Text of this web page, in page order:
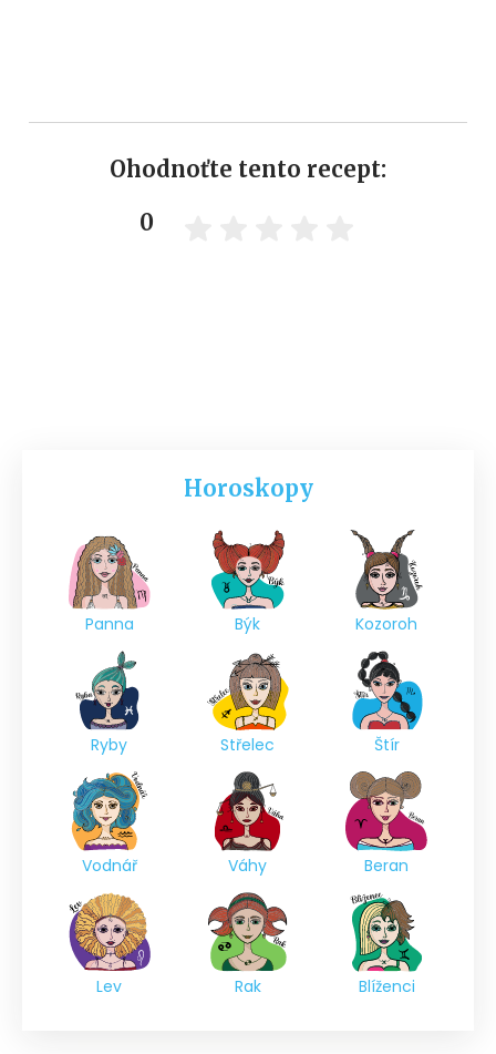
Ohodnoťte tento recept:
0
Horoskopy
Panna Býk Kozoroh
Ryby Střelec Štír
Vodnář Váhy Beran
Lev Rak Blíženci